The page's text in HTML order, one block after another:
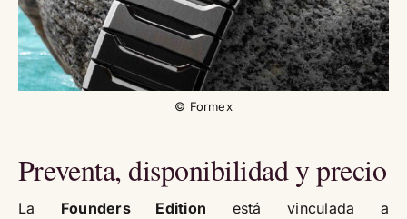
© Formex
Preventa, disponibilidad y precio
La Founders Edition está vinculada a